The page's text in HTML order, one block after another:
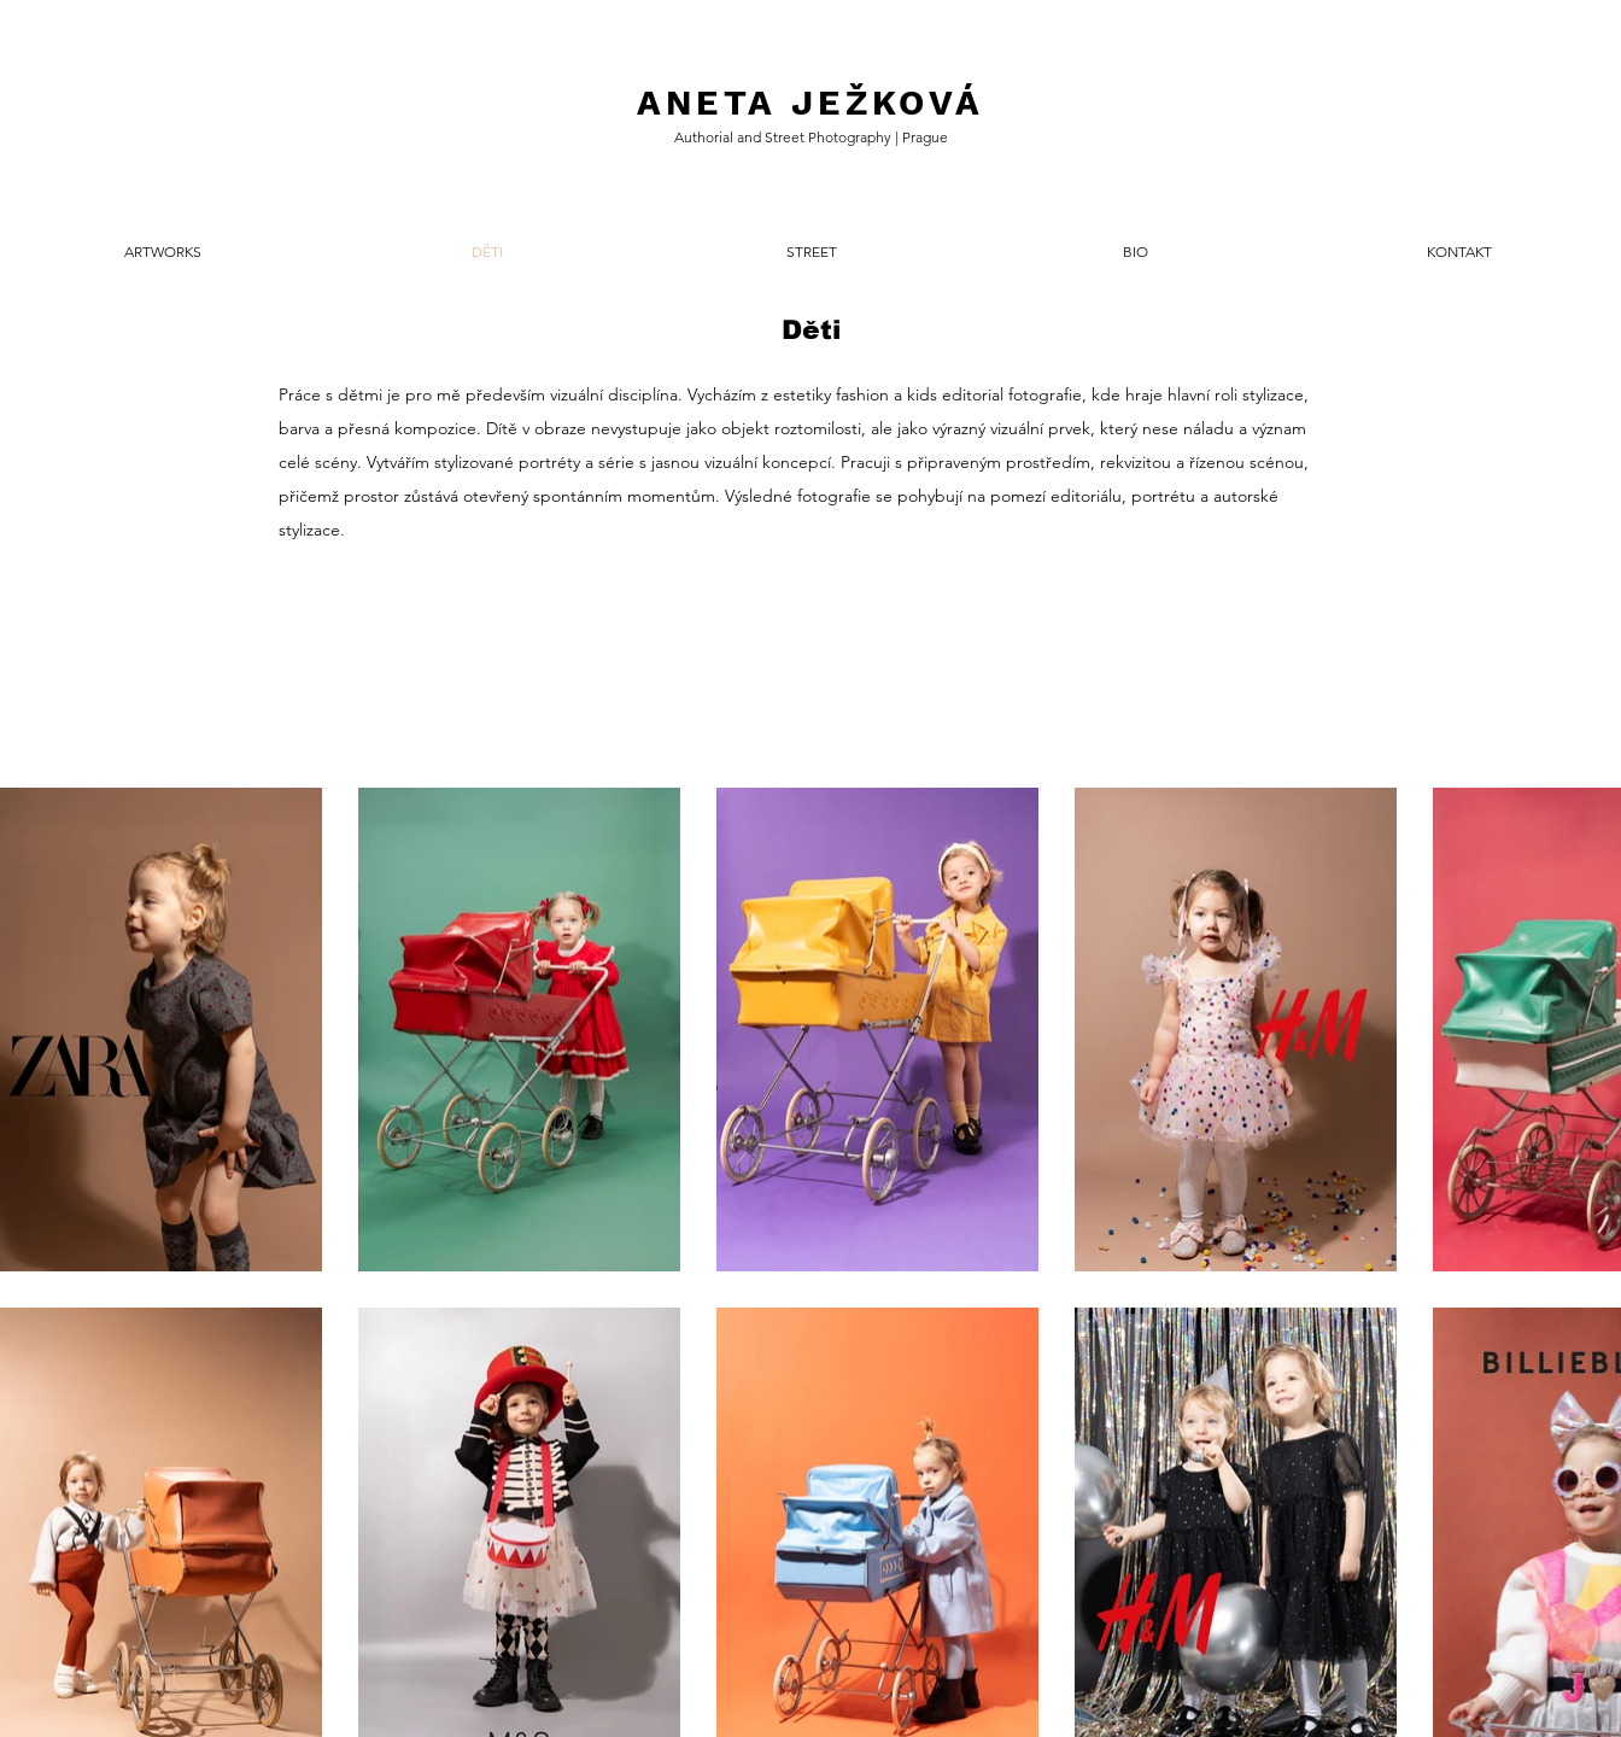
ANETA JEŽKOVÁ
Authorial and Street Photography | Prague
ARTWORKS DĚTI STREET BIO KONTAKT
Děti
Práce s dětmi je pro mě především vizuální disciplína. Vycházím z estetiky fashion a kids editorial fotografie, kde hraje hlavní roli stylizace,
barva a přesná kompozice. Dítě v obraze nevystupuje jako objekt roztomilosti, ale jako výrazný vizuální prvek, který nese náladu a význam
celé scény. Vytvářím stylizované portréty a série s jasnou vizuální koncepcí. Pracuji s připraveným prostředím, rekvizitou a řízenou scénou,
přičemž prostor zůstává otevřený spontánním momentům. Výsledné fotografie se pohybují na pomezí editoriálu, portrétu a autorské
stylizace.